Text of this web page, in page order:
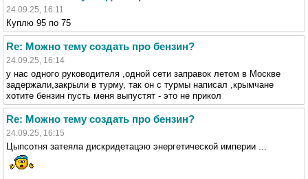
24.09.25, 16:11
Куплю 95 по 75
Re: Можно тему создать про бензин?
24.09.25, 16:14
у нас одного руководителя ,одной сети заправок летом в Москве
задержали,закрыли в турму, так он с турмы написал ,крымчане
хотите бензин пусть меня выпустят - это не прикол
Re: Можно тему создать про бензин?
24.09.25, 16:15
Цыпсотня затеяла дискридетацэю энергетической империи ...